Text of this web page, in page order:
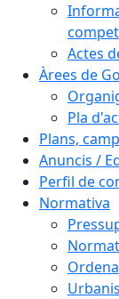
Actes
Àrees de
Pla
Plans,
Anuncis /
Perfil de
Normativa